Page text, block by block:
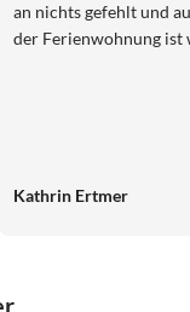
an nichts gefehlt und
der Ferienwohnung ist
Kathrin Ertmer